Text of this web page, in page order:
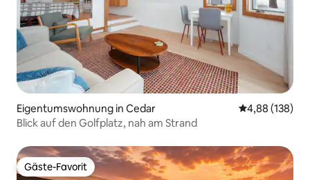
Eigentumswohnung in Cedar
4,88 (138)
Blick auf den Golfplatz, nah am Strand
Gäste-Favorit
Gäste-Favorit